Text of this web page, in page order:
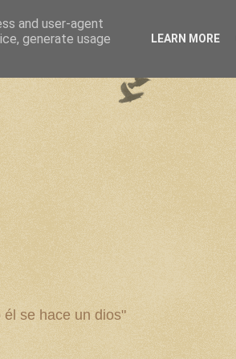
se hace un dios"
and user-agent
generate usage
LEARN MORE